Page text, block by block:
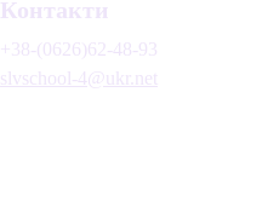
Контакти
+38-(0626)62-48-93
slvschool-4@ukr.net